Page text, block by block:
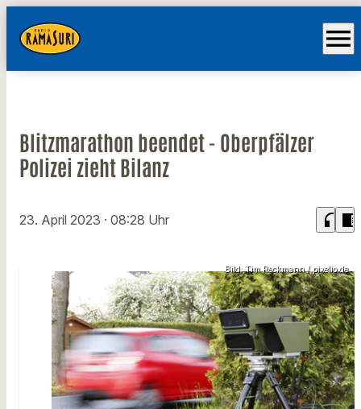
menu
Blitzmarathon beendet - Oberpfälzer
Polizei zieht Bilanz
23. April 2023 · 08:28 Uhr headphones chrome_reader_mode
Bild: Tim Reckmann / pixelio.de